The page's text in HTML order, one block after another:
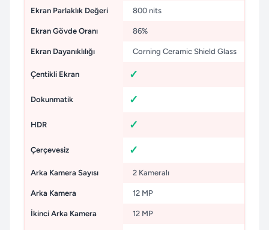
Ekran Parlaklık Değeri 800 nits
Ekran Gövde Oranı 86%
Ekran Dayanıklılığı Corning Ceramic Shield Glass
Çentikli Ekran
Dokunmatik
HDR
Çerçevesiz
Arka Kamera Sayısı 2 Kameralı
Arka Kamera 12 MP
İkinci Arka Kamera 12 MP